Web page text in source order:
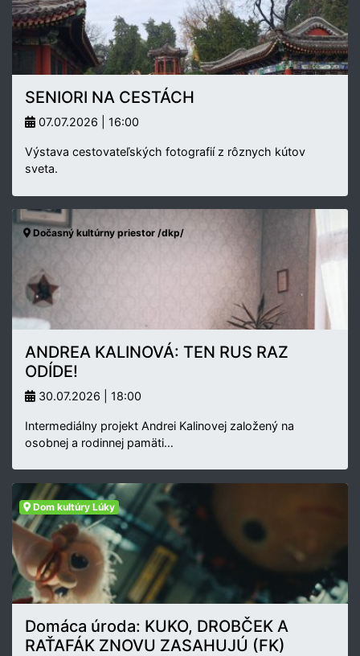
SENIORI NA CESTÁCH
07.07.2026 | 16:00
Výstava cestovateľských fotografií z rôznych kútov
sveta.
Dočasný kultúrny priestor /dkp/
ANDREA KALINOVÁ: TEN RUS RAZ
ODÍDE!
30.07.2026 | 18:00
Intermediálny projekt Andrei Kalinovej založený na
osobnej a rodinnej pamäti…
Dom kultúry Lúky
Domáca úroda: KUKO, DROBČEK A
RAŤAFÁK ZNOVU ZASAHUJÚ (FK)